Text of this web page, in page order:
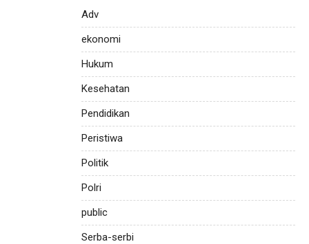
Adv
ekonomi
Hukum
Kesehatan
Pendidikan
Peristiwa
Politik
Polri
public
Serba-serbi